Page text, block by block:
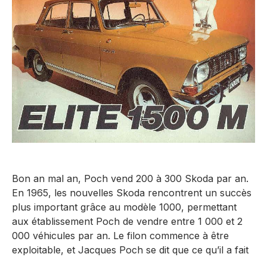
Bon an mal an, Poch vend 200 à 300 Skoda par an.
En 1965, les nouvelles Skoda rencontrent un succès
plus important grâce au modèle 1000, permettant
aux établissement Poch de vendre entre 1 000 et 2
000 véhicules par an. Le filon commence à être
exploitable, et Jacques Poch se dit que ce qu’il a fait